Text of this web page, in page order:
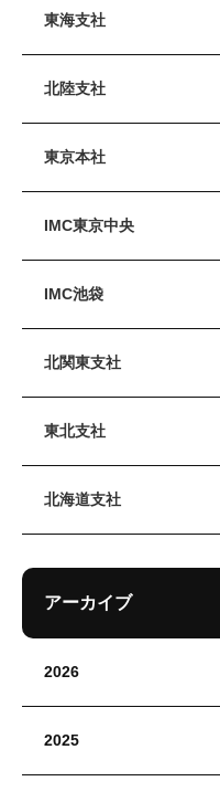
東海支社
北陸支社
東京本社
IMC東京中央
IMC池袋
北関東支社
東北支社
北海道支社
アーカイブ
2026
2025